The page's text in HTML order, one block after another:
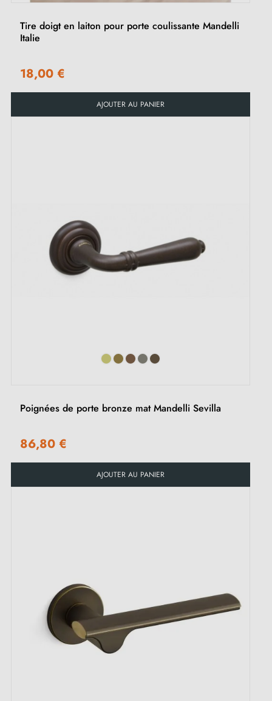
Tire doigt en laiton pour porte coulissante Mandelli
Italie
18,00 €
AJOUTER AU PANIER
Poignées de porte bronze mat Mandelli Sevilla
86,80 €
AJOUTER AU PANIER